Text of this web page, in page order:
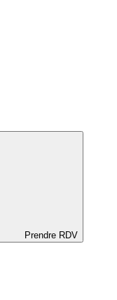
Prendre RDV